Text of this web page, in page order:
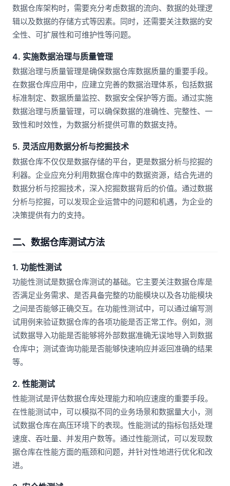
数据仓库架构时，需要充分考虑数据的流向、数据的处理逻
辑以及数据的存储方式等因素。同时，还需要关注数据的安
全性、可扩展性和可维护性等问题。
4. 实施数据治理与质量管理
数据治理与质量管理是确保数据仓库数据质量的重要手段。
在数据仓库应用中，应建立完善的数据治理体系，包括数据
标准制定、数据质量监控、数据安全保护等方面。通过实施
数据治理与质量管理，可以确保数据的准确性、完整性、一
致性和时效性，为数据分析提供可靠的数据支持。
5. 灵活应用数据分析与挖掘技术
数据仓库不仅仅是数据存储的平台，更是数据分析与挖掘的
利器。企业应充分利用数据仓库中的数据资源，结合先进的
数据分析与挖掘技术，深入挖掘数据背后的价值。通过数据
分析与挖掘，可以发现企业运营中的问题和机遇，为企业的
决策提供有力的支持。
二、数据仓库测试方法
1. 功能性测试
功能性测试是数据仓库测试的基础。它主要关注数据仓库是
否满足业务需求、是否具备完整的功能模块以及各功能模块
之间是否能够正确交互。在功能性测试中，可以通过编写测
试用例来验证数据仓库的各项功能是否正常工作。例如，测
试数据导入功能是否能够将外部数据准确无误地导入到数据
仓库中；测试查询功能是否能够快速响应并返回准确的结果
等。
2. 性能测试
性能测试是评估数据仓库处理能力和响应速度的重要手段。
在性能测试中，可以模拟不同的业务场景和数据量大小，测
试数据仓库在高压环境下的表现。性能测试的指标包括处理
速度、吞吐量、并发用户数等。通过性能测试，可以发现数
据仓库在性能方面的瓶颈和问题，并针对性地进行优化和改
进。